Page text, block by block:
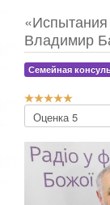
Владимир
Семейная
Р
й
т
о
ж